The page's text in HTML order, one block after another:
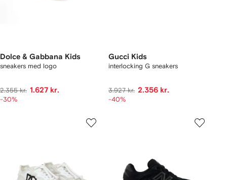
Dolce & Gabbana Kids
sneakers med logo
2.355 kr. 1.627 kr.
-30%
Gucci Kids
interlocking G sneakers
3.927 kr. 2.356 kr.
-40%